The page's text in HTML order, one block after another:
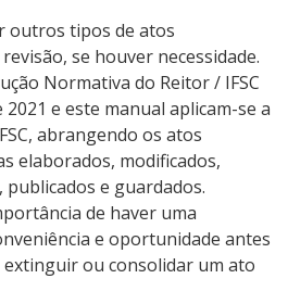
outros tipos de atos
se houver necessidade.
Normativa do Reitor / IFSC
2021 e este manual aplicam-se a
abrangendo os atos
elaborados, modificados,
e guardados.
de haver uma
e oportunidade antes
ou consolidar um ato